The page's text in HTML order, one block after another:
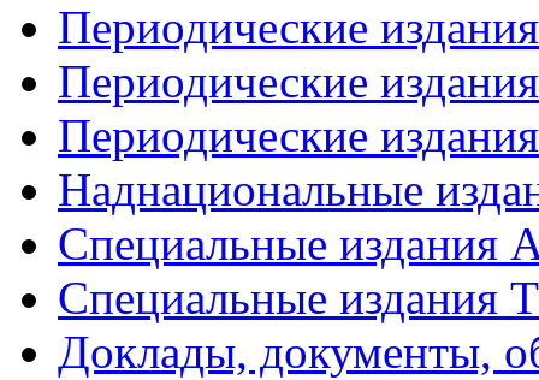
Периодические
Периодические
Периодические
Наднациональные
Специальные издания
Специальные издания
Доклады, документы,